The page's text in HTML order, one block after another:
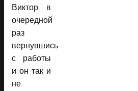
Виктор в
очередной
раз
вернувшись
с работы
и он так и
не